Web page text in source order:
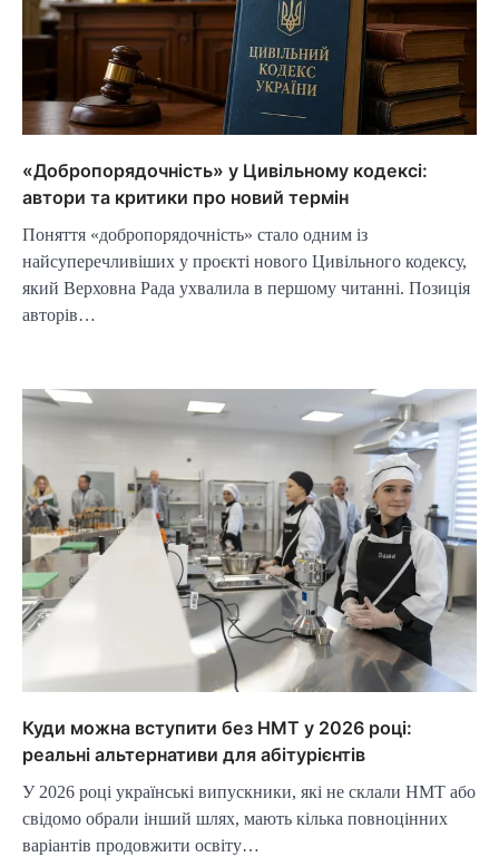
«Добропорядочність» у Цивільному кодексі:
автори та критики про новий термін
Поняття «добропорядочність» стало одним із
найсуперечливіших у проєкті нового Цивільного кодексу,
який Верховна Рада ухвалила в першому читанні. Позиція
авторів…
Куди можна вступити без НМТ у 2026 році:
реальні альтернативи для абітурієнтів
У 2026 році українські випускники, які не склали НМТ або
свідомо обрали інший шлях, мають кілька повноцінних
варіантів продовжити освіту…